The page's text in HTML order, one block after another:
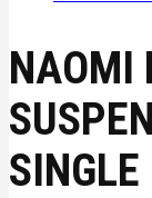
NAOMI
SINGLE